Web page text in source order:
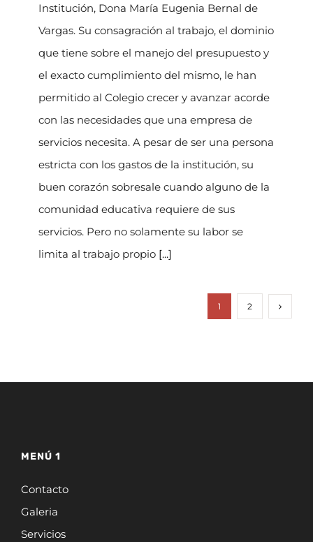
Institución, Dona María Eugenia Bernal de
Vargas. Su consagración al trabajo, el dominio
que tiene sobre el manejo del presupuesto y
el exacto cumplimiento del mismo, le han
permitido al Colegio crecer y avanzar acorde
con las necesidades que una empresa de
servicios necesita. A pesar de ser una persona
estricta con los gastos de la institución, su
buen corazón sobresale cuando alguno de la
comunidad educativa requiere de sus
servicios. Pero no solamente su labor se
limita al trabajo propio [...]
1 2
MENÚ 1
Contacto
Galeria
Servicios